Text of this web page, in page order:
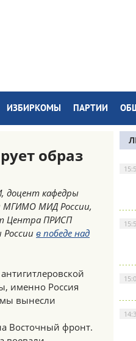
ИЗБИРКОМЫ ПАРТИИ
образ
доцент кафедры
МГИМО МИД России,
Центра ПРИСП
России в победе над
именно Россия
вынесли
Восточный фронт.